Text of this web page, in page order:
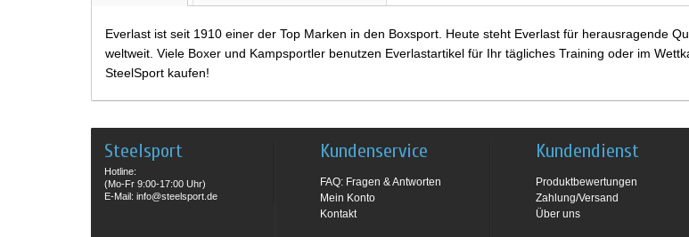
Everlast ist seit 1910 einer der Top Marken in den Boxsport. Heute steht Everlast für herausragende
weltweit. Viele Boxer und Kampsportler benutzen Everlastartikel für Ihr tägliches Training oder im
SteelSport kaufen!
Steelsport
Hotline:
(Mo-Fr 9:00-17:00 Uhr)
E-Mail: info@steelsport.de
Kundenservice
FAQ: Fragen & Antworten
Mein Konto
Kontakt
Kundendienst
Produktbewertungen
Zahlung/Versand
Über uns